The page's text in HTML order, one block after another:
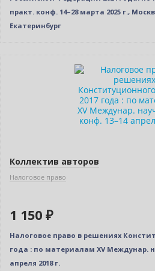
практ. конф. 14–28 марта 2025 г.,
Екатеринбург
Коллектив авторов
Налоговое право
1 150 ₽
Налоговое право в решениях
года : по материалам XV Междунар.
апреля 2018 г.